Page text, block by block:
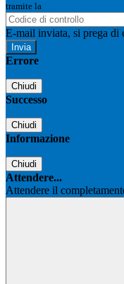
tramite la
E-mail inviata, si prega di
Errore
Chiudi
Successo
Chiudi
Informazione
Chiudi
Attendere...
Attendere il